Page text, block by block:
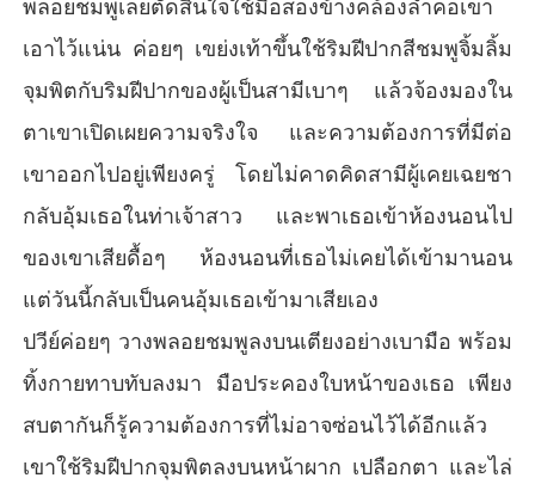
พลอยชมพูเลยตัดสินใจใช้มือสองข้างคล้องลำคอเขา
เอาไว้แน่น ค่อยๆ เขย่งเท้าขึ้นใช้ริมฝีปากสีชมพูจิ้มลิ้ม
จุมพิตกับริมฝีปากของผู้เป็นสามีเบาๆ แล้วจ้องมองใน
ตาเขาเปิดเผยความจริงใจ และความต้องการที่มีต่อ
เขาออกไปอยู่เพียงครู่ โดยไม่คาดคิดสามีผู้เคยเฉยชา
กลับอุ้มเธอในท่าเจ้าสาว และพาเธอเข้าห้องนอนไป
ของเขาเสียดื้อๆ ห้องนอนที่เธอไม่เคยได้เข้ามานอน
แต่วันนี้กลับเป็นคนอุ้มเธอเข้ามาเสียเอง
ปวีย์ค่อยๆ วางพลอยชมพูลงบนเตียงอย่างเบามือ พร้อม
ทิ้งกายทาบทับลงมา มือประคองใบหน้าของเธอ เพียง
สบตากันก็รู้ความต้องการที่ไม่อาจซ่อนไว้ได้อีกแล้ว
เขาใช้ริมฝีปากจุมพิตลงบนหน้าผาก เปลือกตา และไล่